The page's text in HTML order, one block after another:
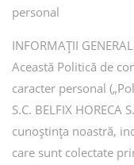
personal
INFORMAȚII
Această Politică de
caracter personal
S.C. BELFIX
cunoștința noastră,
care sunt colectate